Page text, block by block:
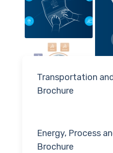
Transportation
Brochure
Energy, Process
Brochure